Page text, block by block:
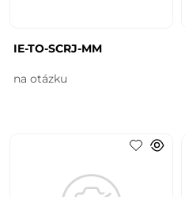
IE-TO-SCRJ-MM
na otázku